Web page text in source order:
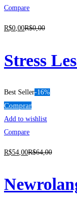
Compare
R$0,00R$0,00
Stress
Best Seller-16%
Comprar
Add to wishlist
Compare
R$54 ,00R$64,00